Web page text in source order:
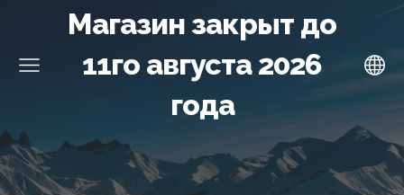
Магазин закрыт до
11го августа 2026
года